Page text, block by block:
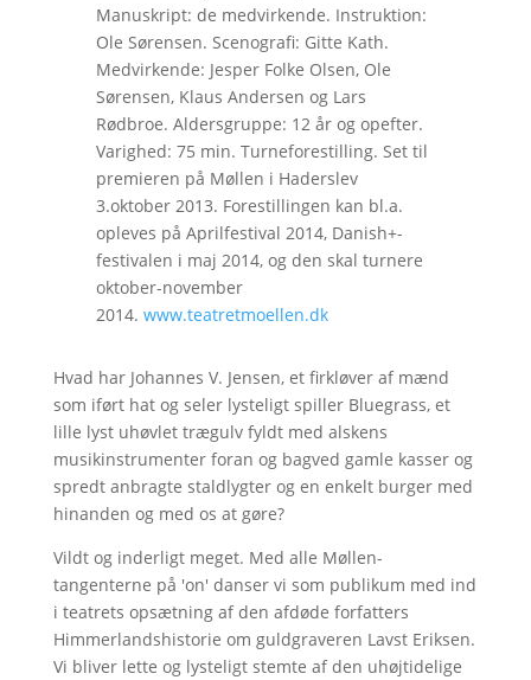
Manuskript: de medvirkende. Instruktion:
Ole Sørensen. Scenografi: Gitte Kath.
Medvirkende: Jesper Folke Olsen, Ole
Sørensen, Klaus Andersen og Lars
Rødbroe. Aldersgruppe: 12 år og opefter.
Varighed: 75 min. Turneforestilling. Set til
premieren på Møllen i Haderslev
3.oktober 2013. Forestillingen kan bl.a.
opleves på Aprilfestival 2014, Danish+-
festivalen i maj 2014, og den skal turnere
oktober-november
2014. www.teatretmoellen.dk
Hvad har Johannes V. Jensen, et firkløver af mænd
som iført hat og seler lysteligt spiller Bluegrass, et
lille lyst uhøvlet trægulv fyldt med alskens
musikinstrumenter foran og bagved gamle kasser og
spredt anbragte staldlygter og en enkelt burger med
hinanden og med os at gøre?
Vildt og inderligt meget. Med alle Møllen-
tangenterne på 'on' danser vi som publikum med ind
i teatrets opsætning af den afdøde forfatters
Himmerlandshistorie om guldgraveren Lavst Eriksen.
Vi bliver lette og lysteligt stemte af den uhøjtidelige